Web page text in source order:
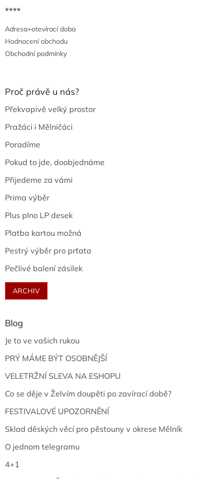
****
Adresa+otevírací doba
Hodnocení obchodu
Obchodní podmínky
Proč právě u nás?
Překvapivě velký prostor
Pražáci i Mělničáci
Poradíme
Pokud to jde, doobjednáme
Přijedeme za vámi
Prima výběr
Plus plno LP desek
Platba kartou možná
Pestrý výběr pro prťata
Pečlivé balení zásilek
ARCHIV
Blog
Je to ve vašich rukou
PRÝ MÁME BÝT OSOBNĚJŠÍ
VELETRŽNÍ SLEVA NA ESHOPU
Co se děje v Želvím doupěti po zavírací době?
FESTIVALOVÉ UPOZORNĚNÍ
Sklad děských věcí pro pěstouny v okrese Mělník
O jednom telegramu
4+1